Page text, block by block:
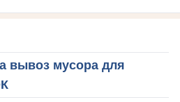
вывоз мусора для